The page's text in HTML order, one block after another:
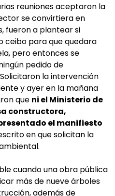
reuniones aceptaron la
se convirtiera en
fueron a plantear si
ceibo para que quedara
pero entonces se
pedido de
la intervención
y ayer en la mañana
que ni el Ministerio de
constructora,
el manifiesto
en que solicitan la
cuando una obra pública
más de nueve árboles
además de